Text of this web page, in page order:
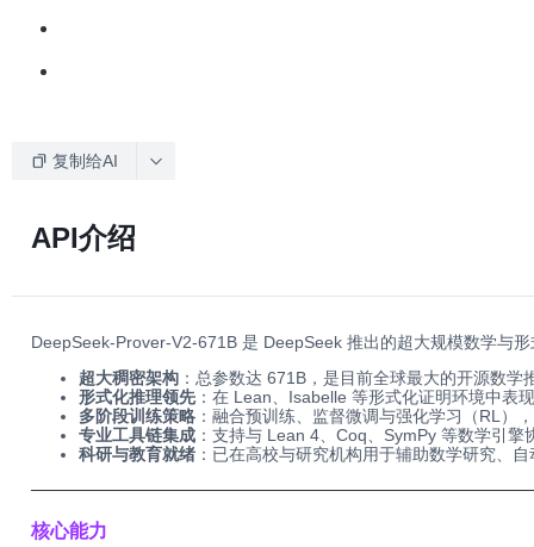
复制给AI
API介绍
DeepSeek-Prover-V2-671B 是 DeepSeek 推出的超大规模数学与
超大稠密架构 ：总参数达 671B，是目前全球最大的开源数
形式化推理领先 ：在 Lean、Isabelle 等形式化证明环境中表
多阶段训练策略 ：融合预训练、监督微调与强化学习（RL）
专业工具链集成 ：支持与 Lean 4、Coq、SymPy 等数学引
科研与教育就绪 ：已在高校与研究机构用于辅助数学研究、
核心能力